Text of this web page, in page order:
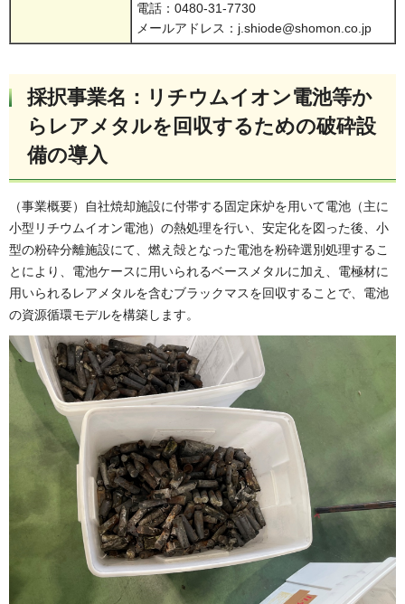
電話：0480-31-7730
メールアドレス：j.shiode@shomon.co.jp
採択事業名：リチウムイオン電池等か
らレアメタルを回収するための破砕設
備の導入
（事業概要）自社焼却施設に付帯する固定床炉を用いて電池（主に
小型リチウムイオン電池）の熱処理を行い、安定化を図った後、小
型の粉砕分離施設にて、燃え殻となった電池を粉砕選別処理するこ
とにより、電池ケースに用いられるベースメタルに加え、電極材に
用いられるレアメタルを含むブラックマスを回収することで、電池
の資源循環モデルを構築します。